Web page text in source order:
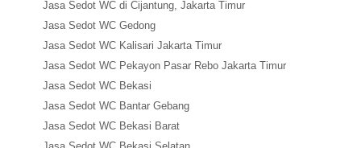
Jasa Sedot WC di Cijantung, Jakarta Timur
Jasa Sedot WC Gedong
Jasa Sedot WC Kalisari Jakarta Timur
Jasa Sedot WC Pekayon Pasar Rebo Jakarta Timur
Jasa Sedot WC Bekasi
Jasa Sedot WC Bantar Gebang
Jasa Sedot WC Bekasi Barat